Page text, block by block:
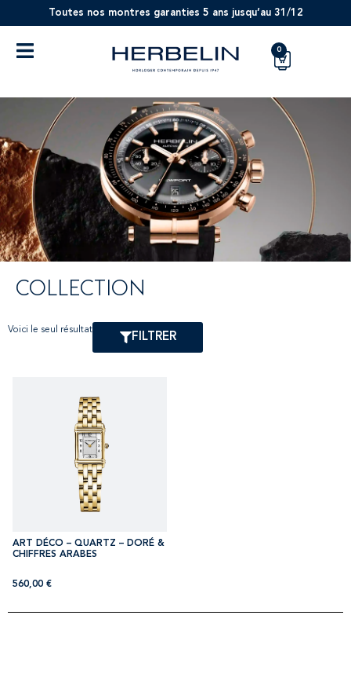
Toutes nos montres garanties 5 ans jusqu’au 31/12
0
COLLECTION
Voici le seul résultat
FILTRER
ART DÉCO – QUARTZ – DORÉ &
CHIFFRES ARABES
560,00 €